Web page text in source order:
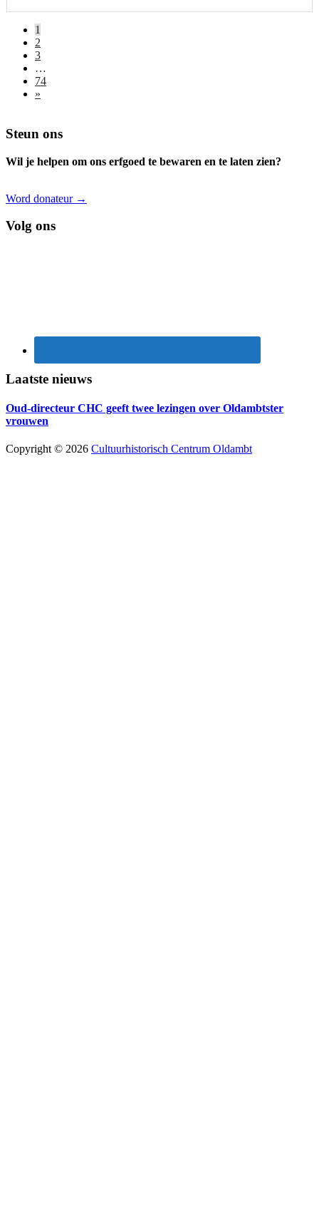
1
2
3
…
74
»
Footer
Steun ons
Wil je helpen om ons erfgoed te bewaren en te laten zien?
Word donateur →
Volg ons
Laatste nieuws
Oud-directeur CHC geeft twee lezingen over Oldambtster
vrouwen
Copyright © 2026 Cultuurhistorisch Centrum Oldambt